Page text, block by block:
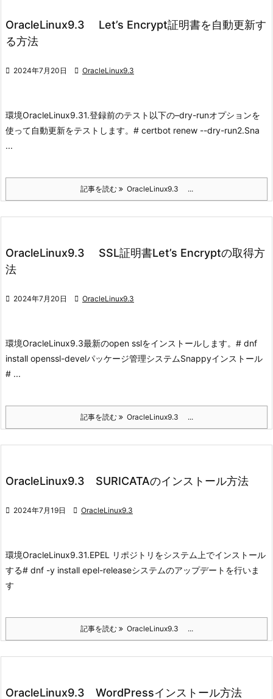
OracleLinux9.3 Let’s Encrypt証明書を自動更新す
る方法
 2024年7月20日  OracleLinux9.3
環境OracleLinux9.31.登録前のテスト 以下の–dry-runオプションを
使って自動更新をテストします。 # certbot renew --dry-run2.Sna
...
記事を読む OracleLinux9.3 ...
OracleLinux9.3 SSL証明書Let’s Encryptの取得方
法
 2024年7月20日  OracleLinux9.3
環境OracleLinux9.3最新のopen sslをインストールします。 # dnf
install openssl-develパッケージ管理システムSnappyインストール
# ...
記事を読む OracleLinux9.3 ...
OracleLinux9.3 SURICATAのインストール方法
 2024年7月19日  OracleLinux9.3
環境OracleLinux9.31.EPEL リポジトリをシステム上でインストール
する# dnf -y install epel-releaseシステムのアップデートを行いま
す
記事を読む OracleLinux9.3 ...
OracleLinux9.3 WordPressインストール方法